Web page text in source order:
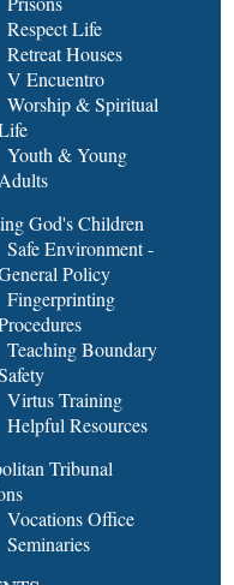
Respect Life
Retreat Houses
V Encuentro
Worship & Spiritual
Youth & Young
Adults
God's Children
Safe Environment -
Policy
Fingerprinting
Teaching Boundary
Virtus Training
Helpful Resources
Tribunal
Vocations Office
Seminaries